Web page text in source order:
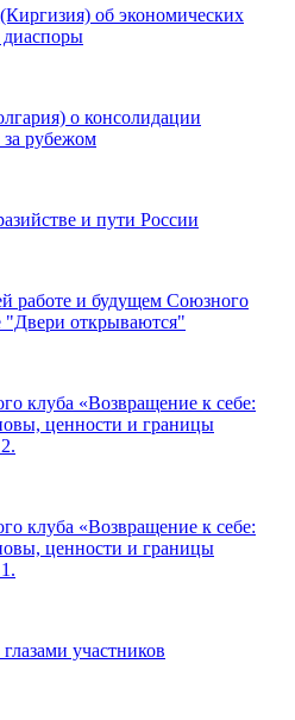
об экономических
диаспоры
о консолидации
рубежом
и пути России
работе и будущем Союзного
"Двери открываются"
клуба «Возвращение к себе:
ценности и границы
клуба «Возвращение к себе:
ценности и границы
участников